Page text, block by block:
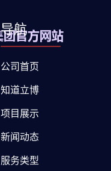
导航
公司首页
知道立博
项目展示
新闻动态
服务类型